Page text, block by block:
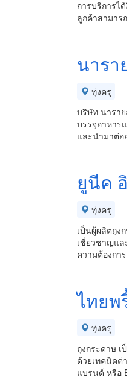
การบริการไ
ลูกค้าสามาร
นาร
ทุ่งครุ
บริษัท นารา
บรรจุอาหาร
และนำมาต่อ
ยูนีค
ทุ่งครุ
เป็นผู้ผลิตถุง
เชี่ยวชาญแ
ความต้องกา
ไทยพ
ทุ่งครุ
ถุงกระดาษ
ด้วยเทคนิคต่
แบรนด์ หรือ